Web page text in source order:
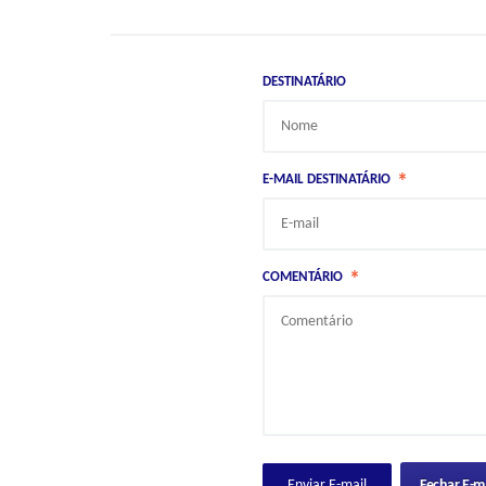
DESTINATÁRIO
E-MAIL DESTINATÁRIO *
COMENTÁRIO *